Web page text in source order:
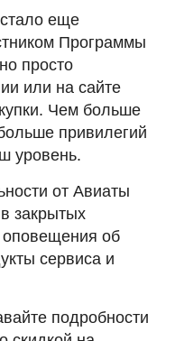
еще
Программы
просто
или на сайте
Чем больше
привилегий
уровень.
от Авиаты
закрытых
об
сервиса и
подробности